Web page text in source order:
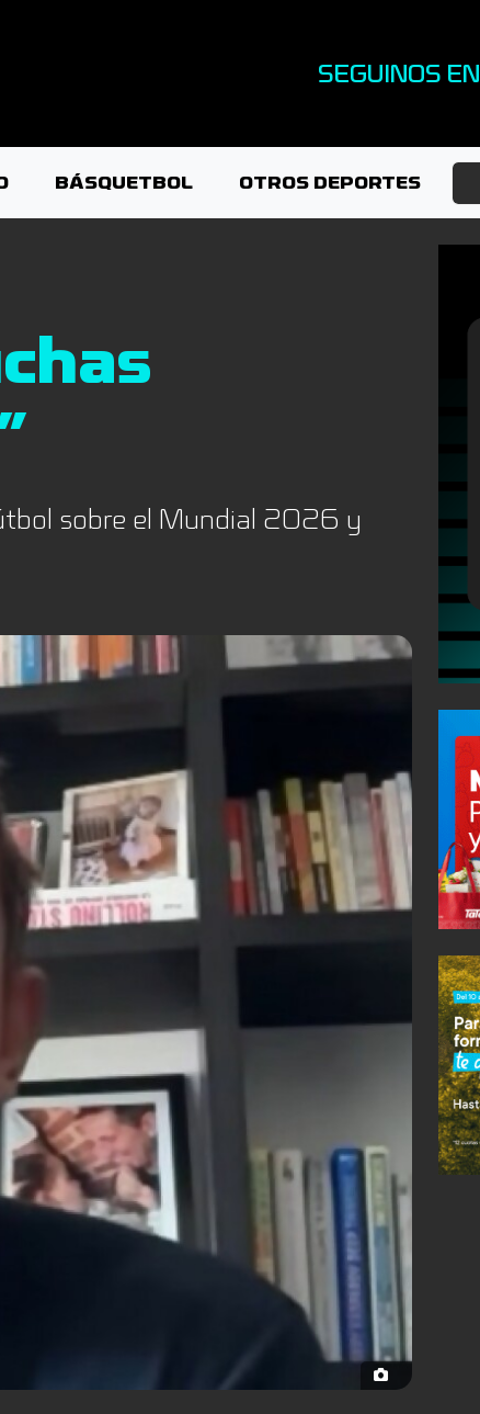
SEGUINOS EN
BÁSQUETBOL OTROS DEPORTES
sobre el Mundial 2026 y